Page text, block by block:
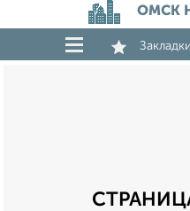
ОМСК
Закладки